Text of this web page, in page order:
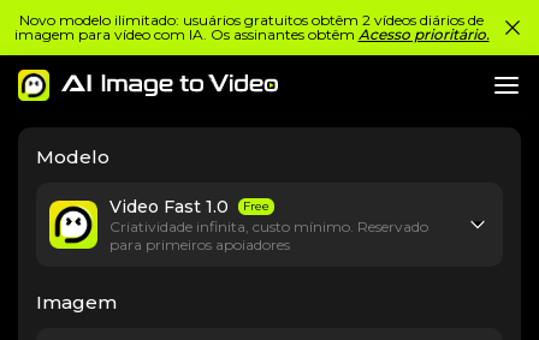
Novo modelo ilimitado: usuários gratuitos obtêm 2 vídeos diários de
imagem para vídeo com IA. Os assinantes obtêm Acesso prioritário.
Modelo
Video Fast 1.0 Free
Criatividade infinita, custo mínimo. Reservado
para primeiros apoiadores
Imagem